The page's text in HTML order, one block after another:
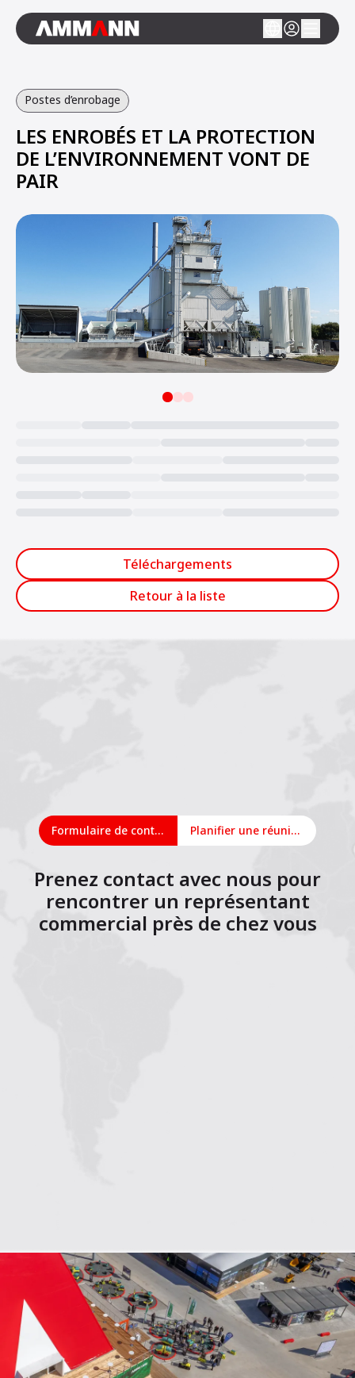
Postes d’enrobage
LES ENROBÉS ET LA PROTECTION
DE L’ENVIRONNEMENT VONT DE
PAIR
Téléchargements
Retour à la liste
Formulaire de contact Planifier une réunion en ligne
Prenez contact avec nous pour
rencontrer un représentant
commercial près de chez vous